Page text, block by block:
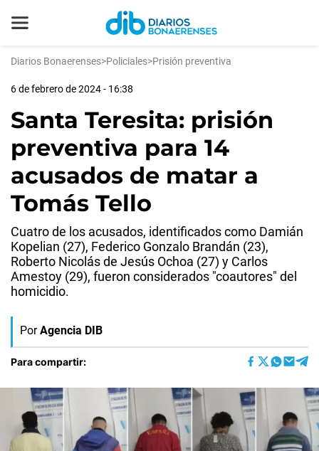
Diarios Bonaerenses>Policiales>Prisión preventiva
6 de febrero de 2024 - 16:38
Santa Teresita: prisión
preventiva para 14
acusados de matar a
Tomás Tello
Cuatro de los acusados, identificados como Damián
Kopelian (27), Federico Gonzalo Brandán (23),
Roberto Nicolás de Jesús Ochoa (27) y Carlos
Amestoy (29), fueron considerados "coautores" del
homicidio.
Por Agencia DIB
Para compartir: